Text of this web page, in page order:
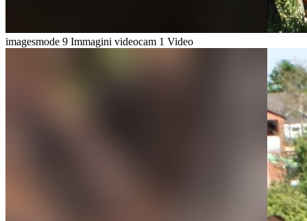
imagesmode 9 Immagini videocam 1 Video